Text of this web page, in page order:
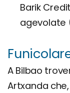
Barik
agevolate
A Bilbao
Artxanda che,